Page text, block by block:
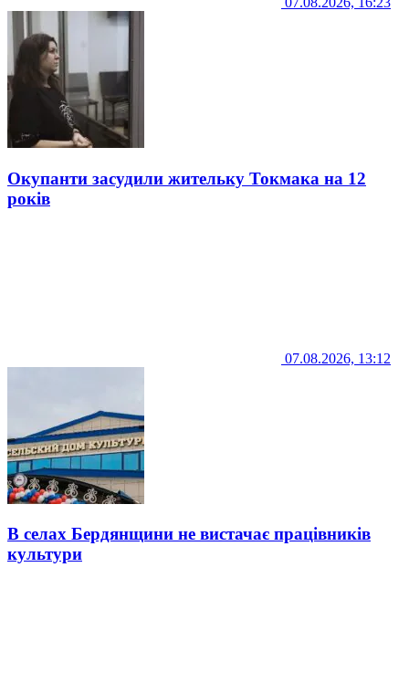
Окупанти засудили жительку Токмака на 12
років
07.08.2026, 13:12
В селах Бердянщини не вистачає працівників
культури